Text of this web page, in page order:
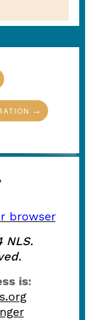
→
browser
NLS.
is: